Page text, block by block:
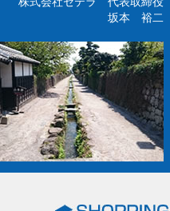
坂本 裕二